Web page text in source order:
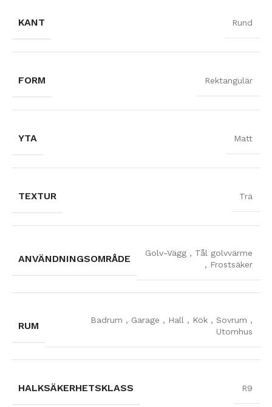
KANT Rund
FORM Rektangulär
YTA Matt
TEXTUR Trä
ANVÄNDNINGSOMRÅDE Golv-Vägg , Tål golvvärme
, Frostsäker
RUM Badrum , Garage , Hall , Kök , Sovrum ,
Utomhus
HALKSÄKERHETSKLASS R9